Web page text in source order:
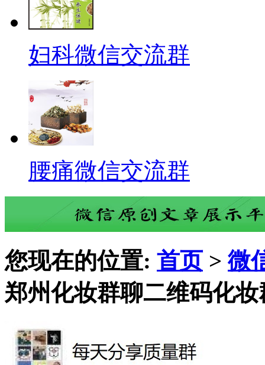
妇科微信交流群
腰痛微信交流群
您现在的位置: 首页 >微
郑州化妆群聊二维码化